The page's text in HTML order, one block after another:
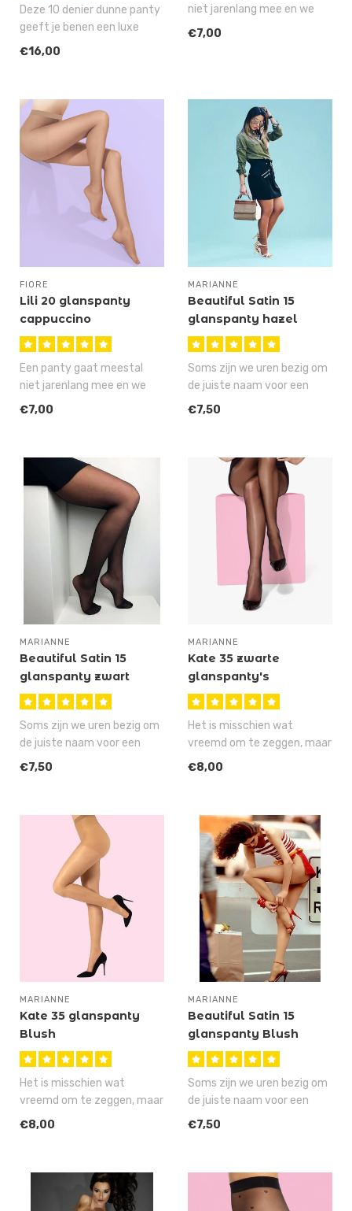
Deze 10 denier dunne panty
geeft je benen een luxe
uitstraling en voelt echt zij..
€16,00
niet jarenlang mee en we
gaan je ook niet beloven, dat
€7,00
FIORE
Lili 20 glanspanty
cappuccino
Een panty gaat meestal
niet jarenlang mee en we
gaan je ook niet beloven, dat
€7,00
MARIANNE
Beautiful Satin 15
glanspanty hazel
Saskia
Soms zijn we uren bezig om
de juiste naam voor een
artikel te verzinnen, maar
€7,50
MARIANNE
Beautiful Satin 15
glanspanty zwart
Soms zijn we uren bezig om
de juiste naam voor een
artikel te verzinnen, maar
€7,50
MARIANNE
Kate 35 zwarte
glanspanty's
Het is misschien wat
vreemd om te zeggen, maar
de Kate 35 is stiekem onze
€8,00
MARIANNE
Kate 35 glanspanty
Blush
Het is misschien wat
vreemd om te zeggen, maar
deze Kate 35 is stiekem
€8,00
MARIANNE
Beautiful Satin 15
glanspanty Blush
Soms zijn we uren bezig om
de juiste naam voor een
artikel te verzinnen, maar
€7,50